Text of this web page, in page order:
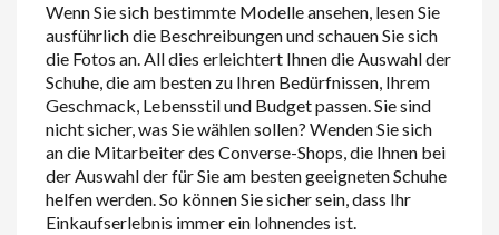
Wenn Sie sich bestimmte Modelle ansehen, lesen Sie
ausführlich die Beschreibungen und schauen Sie sich
die Fotos an. All dies erleichtert Ihnen die Auswahl der
Schuhe, die am besten zu Ihren Bedürfnissen, Ihrem
Geschmack, Lebensstil und Budget passen. Sie sind
nicht sicher, was Sie wählen sollen? Wenden Sie sich
an die Mitarbeiter des Converse-Shops, die Ihnen bei
der Auswahl der für Sie am besten geeigneten Schuhe
helfen werden. So können Sie sicher sein, dass Ihr
Einkaufserlebnis immer ein lohnendes ist.